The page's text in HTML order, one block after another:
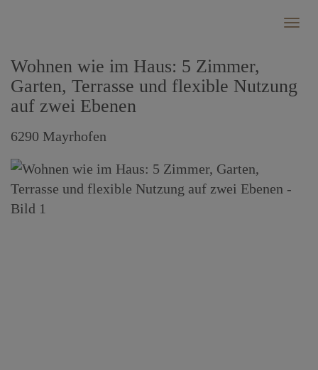
Wohnen wie im Haus: 5 Zimmer,
Garten, Terrasse und flexible Nutzung
auf zwei Ebenen
6290 Mayrhofen